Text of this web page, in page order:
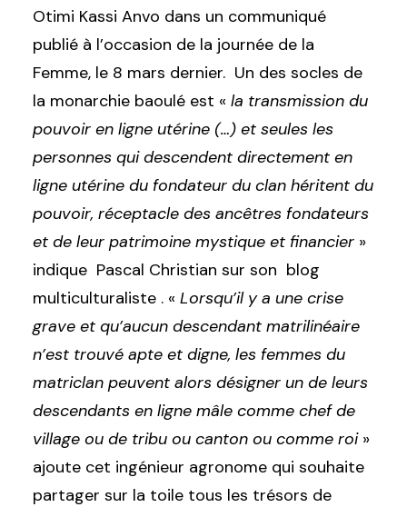
Otimi Kassi Anvo dans un communiqué
publié à l’occasion de la journée de la
Femme, le 8 mars dernier. Un des socles de
la monarchie baoulé est « la transmission du
pouvoir en ligne utérine (…) et seules les
personnes qui descendent directement en
ligne utérine du fondateur du clan héritent du
pouvoir, réceptacle des ancêtres fondateurs
et de leur patrimoine mystique et financier »
indique Pascal Christian sur son blog
multiculturaliste . « Lorsqu’il y a une crise
grave et qu’aucun descendant matrilinéaire
n’est trouvé apte et digne, les femmes du
matriclan peuvent alors désigner un de leurs
descendants en ligne mâle comme chef de
village ou de tribu ou canton ou comme roi»
ajoute cet ingénieur agronome qui souhaite
partager sur la toile tous les trésors de